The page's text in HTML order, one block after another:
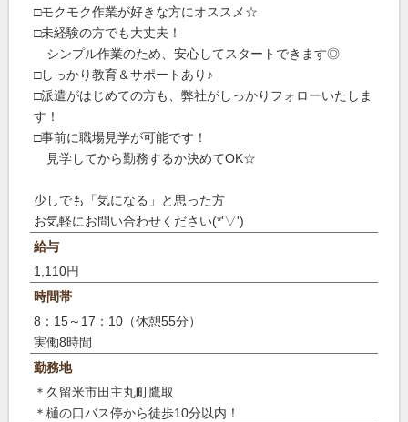
□モクモク作業が好きな方にオススメ☆
□未経験の方でも大丈夫！
シンプル作業のため、安心してスタートできます◎
□しっかり教育＆サポートあり♪
□派遣がはじめての方も、弊社がしっかりフォローいたしま
す！
□事前に職場見学が可能です！
見学してから勤務するか決めてOK☆
少しでも「気になる」と思った方
お気軽にお問い合わせください(*'▽')
給与
1,110円
時間帯
8：15～17：10（休憩55分）
実働8時間
勤務地
＊久留米市田主丸町鷹取
＊樋の口バス停から徒歩10分以内！